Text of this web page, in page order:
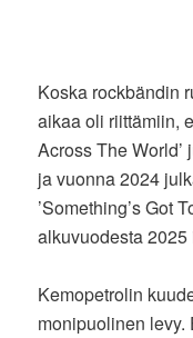
Koska rockbändin
aikaa oli riittämiin,
Across The
ja vuonna 2024
’Something’s Got
alkuvuodesta
Kemopetrolin
monipuolinen levy.